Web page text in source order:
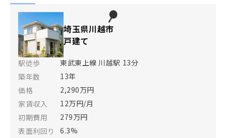
埼玉県川越市
戸建て
駅徒歩
東武東上線 川越駅 13分
築年数
13年
価格
2,290万円
家賃収入
12万円/月
初期費用
279万円
表面利回り
6.3%